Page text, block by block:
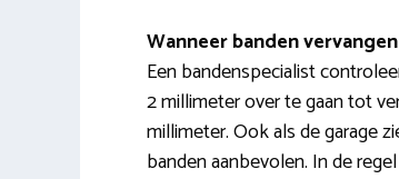
Wanneer banden vervangen
Een bandenspecialist
2 millimeter over te gaan tot
millimeter. Ook als de garage
banden aanbevolen. In de